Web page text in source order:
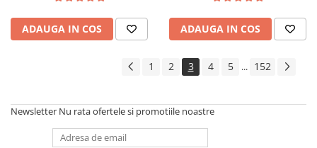
ADAUGA IN COS ADAUGA IN COS
1 2 3 4 5 ... 152
Newsletter Nu rata ofertele si promotiile noastre